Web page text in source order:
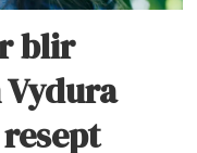
blir